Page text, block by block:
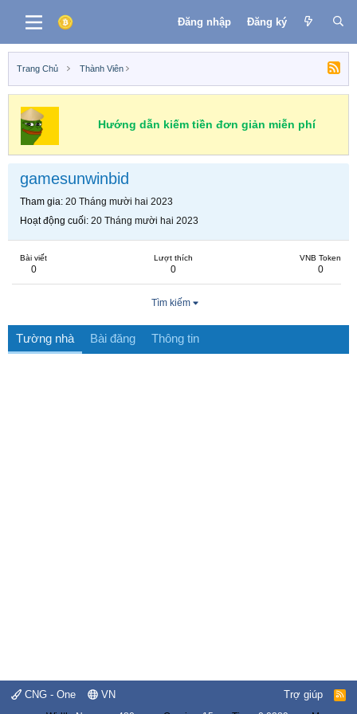
Đăng nhập Đăng ký
Trang Chủ Thành Viên
Hướng dẫn kiếm tiền đơn giản miễn phí
gamesunwinbid
Tham gia 20 Tháng mười hai 2023
Hoạt động cuối 20 Tháng mười hai 2023
Bài viết
0
Lượt thích
0
VNB Token
0
Tìm kiếm
Tường nhà Bài đăng Thông tin
CNG - One VN Trợ giúp
R